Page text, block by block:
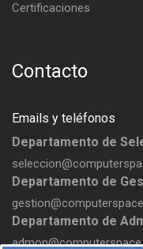
Certificaciones
Contacto
Emails y teléfonos
Departamento de
Departamento de
Departamento de